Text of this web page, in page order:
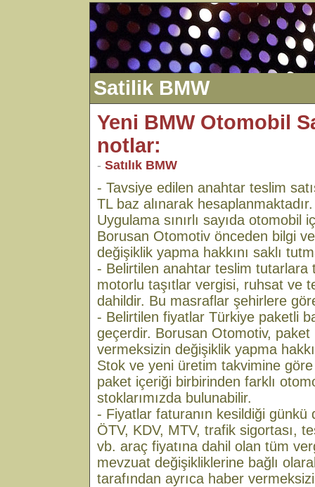
Satilik BMW
Yeni BMW Otomobil
notlar:
- Satılık BMW
- Tavsiye edilen anahtar teslim
TL baz alınarak hesaplanmaktadır.
Uygulama sınırlı sayıda otomobil
Borusan Otomotiv önceden bilgi
değişiklik yapma hakkını saklı
- Belirtilen anahtar teslim tutarlara
motorlu taşıtlar vergisi, ruhsat ve
dahildir. Bu masraflar şehirlere
- Belirtilen fiyatlar Türkiye paketli
geçerdir. Borusan Otomotiv,
vermeksizin değişiklik yapma
Stok ve yeni üretim takvimine
paket içeriği birbirinden farklı
stoklarımızda bulunabilir.
- Fiyatlar faturanın kesildiği günkü
ÖTV, KDV, MTV, trafik sigortası,
vb. araç fiyatına dahil olan tüm
mevzuat değişikliklerine bağlı
tarafından ayrıca haber